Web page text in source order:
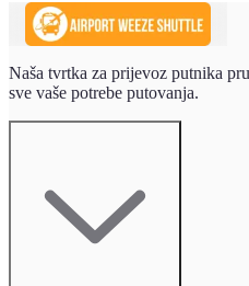
Naša tvrtka za prijevoz putnika
sve vaše potrebe putovanja.